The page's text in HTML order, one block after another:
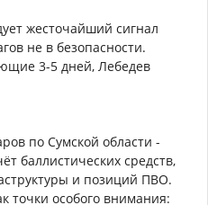
жесточайший сигнал
не в безопасности.
3-5 дней, Лебедев
по Сумской области -
баллистических средств,
и позиций ПВО.
точки особого внимания: